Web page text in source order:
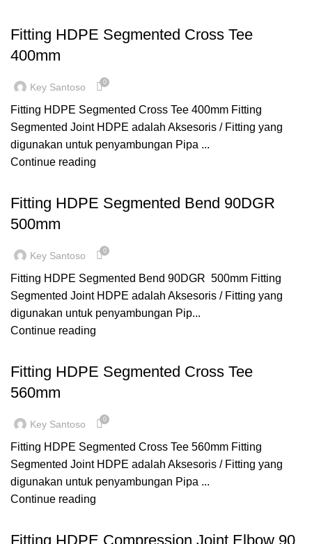
Fitting HDPE Segmented Cross Tee
400mm
Key Santoso 0
Fitting HDPE Segmented Cross Tee 400mm Fitting
Segmented Joint HDPE adalah Aksesoris / Fitting yang
digunakan untuk penyambungan Pipa ...
Continue reading
Fitting HDPE Segmented Bend 90DGR
500mm
Key Santoso 0
Fitting HDPE Segmented Bend 90DGR 500mm Fitting
Segmented Joint HDPE adalah Aksesoris / Fitting yang
digunakan untuk penyambungan Pip...
Continue reading
Fitting HDPE Segmented Cross Tee
560mm
Key Santoso 0
Fitting HDPE Segmented Cross Tee 560mm Fitting
Segmented Joint HDPE adalah Aksesoris / Fitting yang
digunakan untuk penyambungan Pipa ...
Continue reading
Fitting HDPE Compression Joint Elbow 90